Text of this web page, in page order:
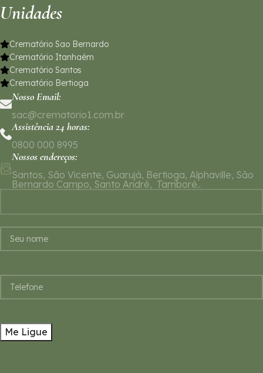
Unidades
Crematório Sao Bernardo
Crematório Itanhaém
Crematório Santos
Crematório Bertioga
Nosso Email:
sac@crematorio1.com.br
Assistência 24 horas:
0800 000 8995
Nossos endereços:
Santos, São Vicente, Guarujá, Bertioga, Alphaville, São
Bernardo Campo, Santo André, Tamboré..